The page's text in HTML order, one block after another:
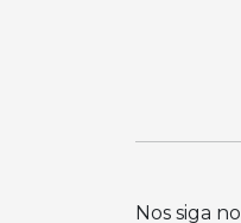
Nos siga no